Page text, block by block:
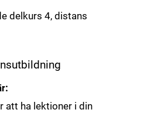
delkurs 4, distans
att ha lektioner i din